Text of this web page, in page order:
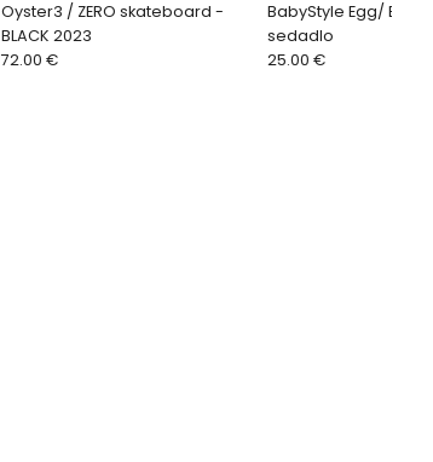
Oyster3 / ZERO skateboard -
BLACK 2023
72.00 €
BabyStyle Egg/
sedadlo
25.00 €